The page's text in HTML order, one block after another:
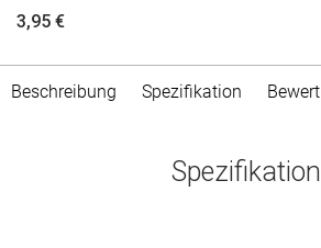
3,95 €
Beschreibung Spezifikation
Spezifikation